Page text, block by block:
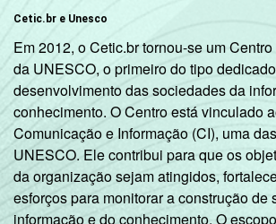
Cetic.br e Unesco
Em 2012, o Cetic.br tornou-se um
da UNESCO, o primeiro do tipo
desenvolvimento das sociedades da
conhecimento. O Centro está vinculado
Comunicação e Informação (CI), uma
UNESCO. Ele contribui para que os
da organização sejam atingidos,
esforços para monitorar a construção de
informação e do conhecimento. O